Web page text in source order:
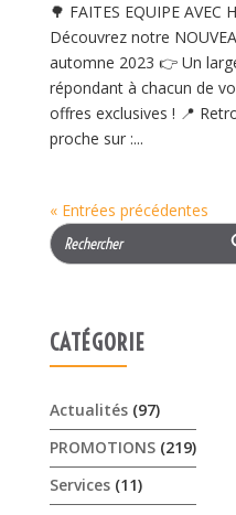
🌳 FAITES EQUIPE AVEC
Découvrez notre
automne 2023 👉 Un
répondant à chacun de
offres exclusives ! 📍
proche sur :...
« Entrées précédentes
Search
for:
CATÉGORIE
Actualités(97)
PROMOTIONS(219)
Services(11)